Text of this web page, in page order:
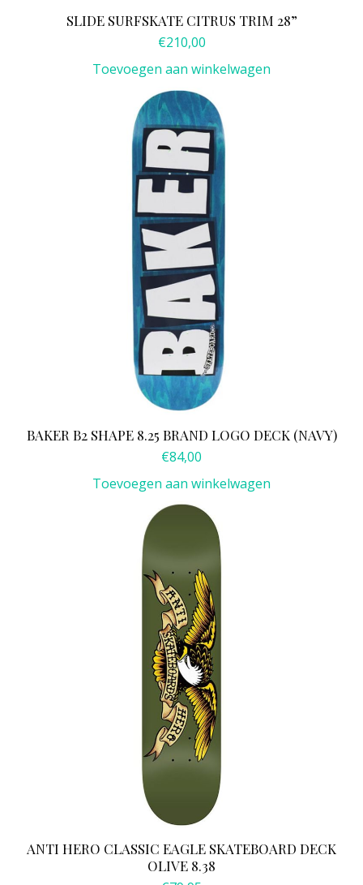
SLIDE SURFSKATE CITRUS TRIM 28”
€210,00
Toevoegen aan winkelwagen
BAKER B2 SHAPE 8.25 BRAND LOGO DECK (NAVY)
€84,00
Toevoegen aan winkelwagen
ANTI HERO CLASSIC EAGLE SKATEBOARD DECK
OLIVE 8.38